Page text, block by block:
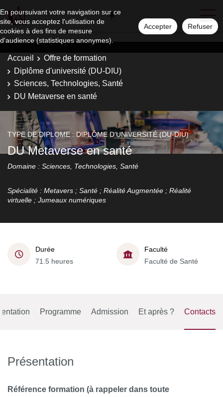
En poursuivant votre navigation sur ce
site, vous acceptez l'utilisation de
cookies à des fins de mesure
d'audience (statistiques anonymes).
Accepter Refuser
Accueil
Offre de formation
Diplôme d'université (DU-DIU)
Sciences, Technologies, Santé
DU Metaverse en santé
TYPE DE DIPLOME : DIPLÔME D'UNIVERSITÉ (DU-DIU)
DU Metaverse en santé
Domaine : Sciences, Technologies, Santé
Spécialité : Metavers ; Santé ; Réalité Augmentée ; Réalité
virtuelle ; Jumeaux numériques
Durée
71.5 heures
Faculté
Faculté de Santé
Programme Admission Et après ? Contacts
Présentation
Référence formation (à rappeler dans toute